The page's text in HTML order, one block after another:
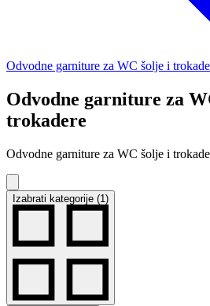
Odvodne garniture za WC šolje i
Odvodne garniture za
trokadere
Odvodne garniture za WC šolje i
Izabrati kategorije (1)